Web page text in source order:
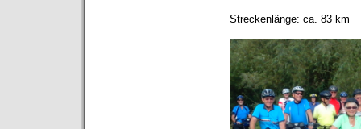
Streckenlänge: ca. 83 km